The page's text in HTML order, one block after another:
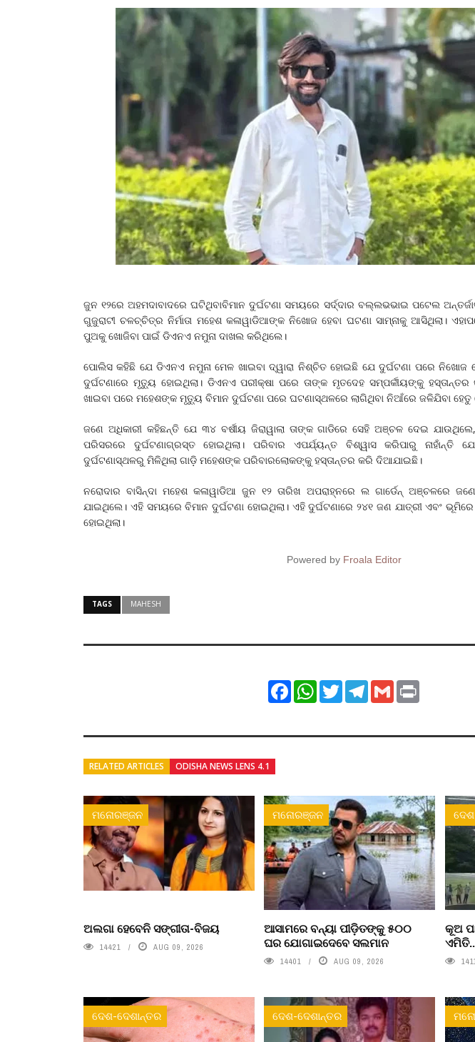
ଜୁନ ୧୨ରେ ଅହମଦାବାଦରେ ଘଟିଥିବାବିମାନ ଦୁର୍ଘଟଣା ସମୟରେ ସର୍ଦ୍ଦାର ବଲ୍ଲଭଭାଇ ପଟେଲ
ଗୁଜୁରାଟୀ ଚଳଚ୍ଚିତ୍ର ନିର୍ମାତା ମହେଶ କଳାୱାଡିଆଙ୍କ ନିଖୋଜ ହେବା ଘଟଣା‌ ସାମ୍ନାକୁ ଆସିଥିଲା।
ପୁଅକୁ ଖୋଜିବା ପାଇଁ ଡିଏନଏ ନମୁନା ଦାଖଲ କରିଥିଲେ।
ପୋଲିସ କହିଛି ଯେ ଡିଏନଏ ନମୁନା ମେଳ ଖାଇବା ଦ୍ୱାରା ନିଶ୍ଚିତ ହୋଇଛି ଯେ ଦୁର୍ଘଟଣା ପରେ
ଦୁର୍ଘଟଣାରେ ମୃତ୍ୟୁ ହୋଇଥିଲା। ଡିଏନଏ ପରୀକ୍ଷା ପରେ ତାଙ୍କ ମୃତଦେହ ସମ୍ପର୍କୀୟଙ୍କୁ ହସ୍ତାନ୍ତର
ଖାଇବା ପ‌ରେ ମହେଶଙ୍କ ମୃତ୍ୟୁ ବିମାନ ଦୁର୍ଘଟଣା ପରେ ଘଟଣାସ୍ଥଳରେ ଲାଗିଥିବା ନିଆଁରେ ଜଳିଯିବା ହେତୁ
ଜଣେ ଅଧିକାରୀ କହିଛନ୍ତି ଯେ ୩୪ ବର୍ଷୀୟ ଜିରାୱାଲା ତାଙ୍କ ଗାଡିରେ ସେହି ଅଞ୍ଚଳ ଦେଇ
ପରିସରରେ ଦୁର୍ଘଟଣାଗ୍ରସ୍ତ ହୋଇଥିଲା। ପରିବାର ଏପର୍ଯ୍ୟନ୍ତ ବିଶ୍ୱାସ କରିପାରୁ ନାହାଁନ୍ତି
ଦୁର୍ଘଟଣାସ୍ଥଳରୁ ମିଳିଥିଲା ଗାଡ଼ି ମହେଶଙ୍କ ପରିବାରଲୋକଙ୍କୁ ହସ୍ତାନ୍ତର କରି ଦିଆଯାଇଛି।
ନରୋଦାର ବାସିନ୍ଦା ମହେଶ କଳାୱାଡିଆ ଜୁନ ୧୨ ତାରିଖ ଅପରାହ୍ନରେ ଲ ଗାର୍ଡେନ୍ ଅଞ୍ଚଳରେ
ଯାଇଥିଲେ। ଏହି ସମୟରେ ବିମାନ ଦୁର୍ଘଟଣା ହୋଇଥିଲା। ଏହି ଦୁର୍ଘଟଣାରେ ୨୪୧ ଜଣ ଯାତ୍ରୀ ଏବଂ
ହୋଇଥିଲା।
Powered by Froala Editor
TAGS MAHESH
FacebookWhatsApp
TwitterTelegram
Gmail
RELATED ARTICLES ODISHA NEWS LENS 4.1
ମନୋରଞ୍ଜନ
ଅଲଗା ହେବେନି ସଙ୍ଗୀତା-ବିଜୟ
14421 AUG 09, 2026
ମନୋରଞ୍ଜନ
ଆସାମରେ ବନ୍ୟା ପୀଡ଼ିତଙ୍କୁ ୫୦୦
ଘର ଯୋଗାଇଦେବେ ସଲମାନ
14401 AUG 09, 2026
କୂଅ
ଦେଶ-ଦେଶାନ୍ତର ଦେଶ-ଦେଶାନ୍ତର